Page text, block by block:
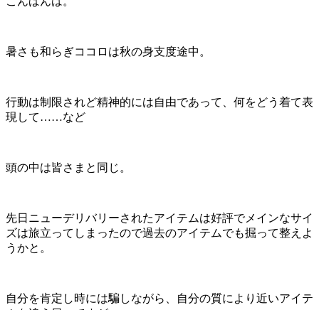
暑さも和らぎココロは秋の身支度途中。
行動は制限されど精神的には自由であって、何をどう着て表
現して……など
頭の中は皆さまと同じ。
先日ニューデリバリーされたアイテムは好評でメインなサイ
ズは旅立ってしまったので過去のアイテムでも掘って整えよ
うかと。
自分を肯定し時には騙しながら、自分の質により近いアイテ